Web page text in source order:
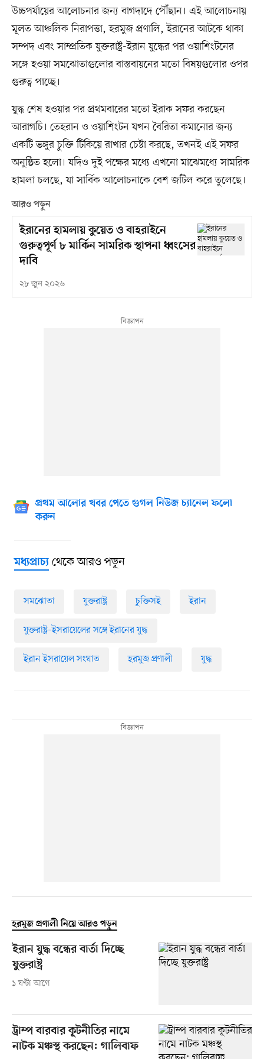
উচ্চপর্যায়ের আলোচনার জন্য বাগদাদে পৌঁছান। এই আলোচনায়
মূলত আঞ্চলিক নিরাপত্তা, হরমুজ প্রণালি, ইরানের আটকে থাকা
সম্পদ এবং সাম্প্রতিক যুক্তরাষ্ট্র-ইরান যুদ্ধের পর ওয়াশিংটনের
সঙ্গে হওয়া সমঝোতাগুলোর বাস্তবায়নের মতো বিষয়গুলোর ওপর
গুরুত্ব পাচ্ছে।
যুদ্ধ শেষ হওয়ার পর প্রথমবারের মতো ইরাক সফর করছেন
আরাগচি। তেহরান ও ওয়াশিংটন যখন বৈরিতা কমানোর জন্য
একটি ভঙ্গুর চুক্তি টিকিয়ে রাখার চেষ্টা করছে, তখনই এই সফর
অনুষ্ঠিত হলো। যদিও দুই পক্ষের মধ্যে এখনো মাঝেমধ্যে সামরিক
হামলা চলছে, যা সার্বিক আলোচনাকে বেশ জটিল করে তুলেছে।
আরও পড়ুন
ইরানের হামলায় কুয়েত ও বাহরাইনে
গুরুত্বপূর্ণ ৮ মার্কিন সামরিক স্থাপনা ধ্বংসের
দাবি
২৮ জুন ২০২৬
প্রথম আলোর খবর পেতে গুগল নিউজ চ্যানেল ফলো
করুন
মধ্যপ্রাচ্যথেকে আরও পড়ুন
সমঝোতা যুক্তরাষ্ট্র চুক্তিসই ইরান
যুক্তরাষ্ট্র–ইসরায়েলের সঙ্গে ইরানের যুদ্ধ
ইরান ইসরায়েল সংঘাত হরমুজ প্রণালী যুদ্ধ
হরমুজ প্রণালী নিয়ে আরও পড়ুন
ইরান যুদ্ধ বন্ধের বার্তা দিচ্ছে
যুক্তরাষ্ট্র
১ ঘণ্টা আগে
ট্রাম্প বারবার কূটনীতির নামে
নাটক মঞ্চস্থ করছেন: গালিবাফ